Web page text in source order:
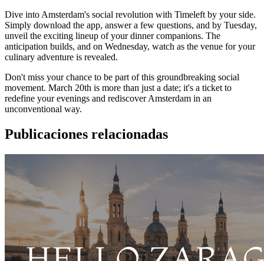
Dive into Amsterdam's social revolution with Timeleft by your side.
Simply download the app, answer a few questions, and by Tuesday,
unveil the exciting lineup of your dinner companions. The
anticipation builds, and on Wednesday, watch as the venue for your
culinary adventure is revealed.
Don't miss your chance to be part of this groundbreaking social
movement. March 20th is more than just a date; it's a ticket to
redefine your evenings and rediscover Amsterdam in an
unconventional way.
Publicaciones relacionadas